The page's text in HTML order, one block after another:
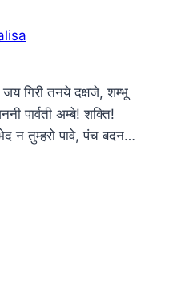
जय गिरी तनये दक्षजे, शम्भू
पार्वती अम्बे! शक्ति!
न तुम्हरो पावे, पंच बदन…